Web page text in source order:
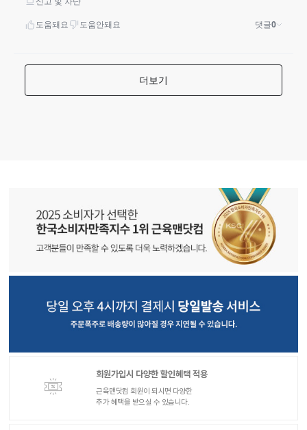
회원가입시 다양한 할인혜택 적용
근육맨닷컴 회원이 되시면 다양한
추가 혜택을 받으실 수 있습니다.